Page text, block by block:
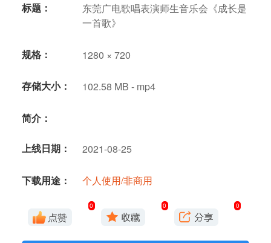
标题：
东莞广电歌唱表演师生音乐会《成长是
一首歌》
规格： 1280 × 720
存储大小： 102.58 MB - mp4
简介：
上线日期： 2021-08-25
下载用途： 个人使用/非商用
0 0 0